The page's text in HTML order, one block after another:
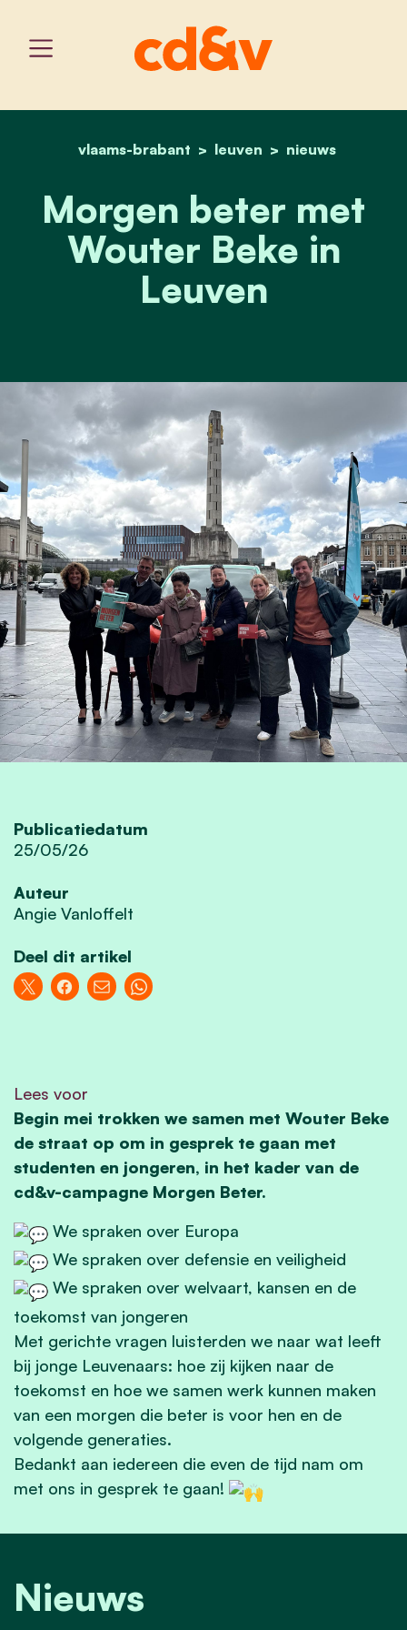
home
vlaams-brabant leuven nieuws
morgen beter met
Morgen beter met
Wouter Beke in
Leuven
Publicatiedatum
25/05/26
Auteur
Angie Vanloffelt
Deel dit artikel
Lees voor
Begin mei trokken we samen met Wouter Beke
de straat op om in gesprek te gaan met
studenten en jongeren, in het kader van de
cd&v-campagne Morgen Beter.
We spraken over Europa
We spraken over defensie en veiligheid
We spraken over welvaart, kansen en de
toekomst van jongeren
Met gerichte vragen luisterden we naar wat leeft
bij jonge Leuvenaars: hoe zij kijken naar de
toekomst en hoe we samen werk kunnen maken
van een morgen die beter is voor hen en de
volgende generaties.
Bedankt aan iedereen die even de tijd nam om
met ons in gesprek te gaan!
Nieuws